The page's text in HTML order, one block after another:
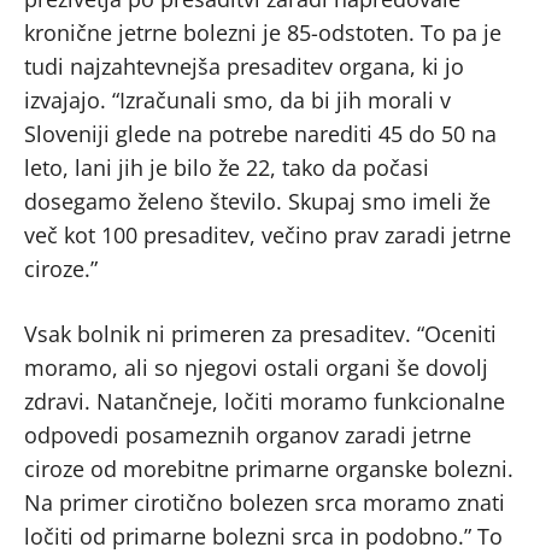
kronične jetrne bolezni je 85-odstoten. To pa je
tudi najzahtevnejša presaditev organa, ki jo
izvajajo. “Izračunali smo, da bi jih morali v
Sloveniji glede na potrebe narediti 45 do 50 na
leto, lani jih je bilo že 22, tako da počasi
dosegamo želeno število. Skupaj smo imeli že
več kot 100 presaditev, večino prav zaradi jetrne
ciroze.”
Vsak bolnik ni primeren za presaditev. “Oceniti
moramo, ali so njegovi ostali organi še dovolj
zdravi. Natančneje, ločiti moramo funkcionalne
odpovedi posameznih organov zaradi jetrne
ciroze od morebitne primarne organske bolezni.
Na primer cirotično bolezen srca moramo znati
ločiti od primarne bolezni srca in podobno.” To